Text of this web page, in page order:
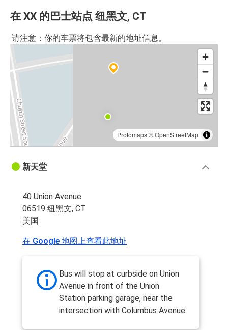
在 XX 的巴士站点 纽黑文, CT
请注意：你的车票将包含最新的地址信息。
Protomaps©OpenStreetMap
新天堂
40 Union Avenue
06519 纽黑文, CT
美国
在 Google 地图上查看此地址
Bus will stop at curbside on Union
Avenue in front of the Union
Station parking garage, near the
intersection with Columbus Avenue.